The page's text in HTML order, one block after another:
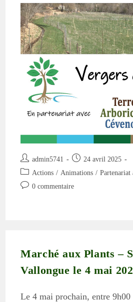
Auteur/autrice
de
publication :
admin5741
Publication
publiée :
24 avril 2025
Post
category:
Actions / Animations / Partenariat
Commentaires
0 commentaire
Marché aux Plants –
Vallongue le 4 mai
Le 4 mai prochain, entre